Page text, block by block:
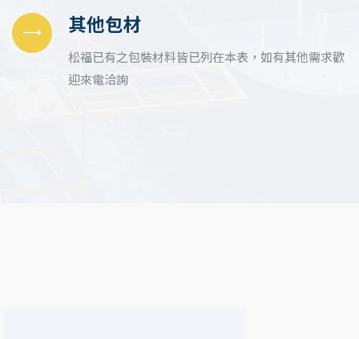
其他包材
松福已有之包裝材料皆已列在本表，如有其他需求歡
迎來電洽詢